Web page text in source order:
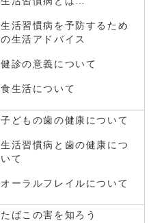
生活習慣病を予防するため
の生活アドバイス
健診の意義について
食生活について
子どもの歯の健康について
生活習慣病と歯の健康につ
いて
オーラルフレイルについて
たばこの害を知ろう